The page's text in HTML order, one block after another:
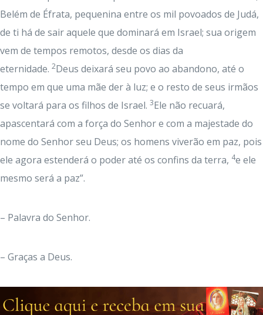
Belém de Éfrata, pequenina entre os mil povoados de Judá,
de ti há de sair aquele que dominará em Israel; sua origem
vem de tempos remotos, desde os dias da
eternidade. 2Deus deixará seu povo ao abandono, até o
tempo em que uma mãe der à luz; e o resto de seus irmãos
se voltará para os filhos de Israel. 3Ele não recuará,
apascentará com a força do Senhor e com a majestade do
nome do Senhor seu Deus; os homens viverão em paz, pois
ele agora estenderá o poder até os confins da terra, 4e ele
mesmo será a paz”.
– Palavra do Senhor.
– Graças a Deus.